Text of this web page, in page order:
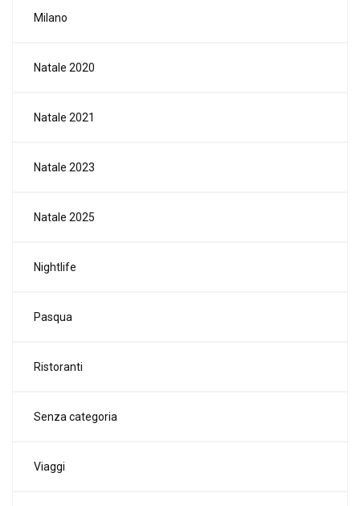
Milano
Natale 2020
Natale 2021
Natale 2023
Natale 2025
Nightlife
Pasqua
Ristoranti
Senza categoria
Viaggi